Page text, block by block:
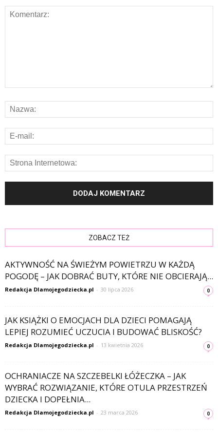
ZOBACZ TEŻ
AKTYWNOŚĆ NA ŚWIEŻYM POWIETRZU W KAŻDĄ
POGODĘ – JAK DOBRAĆ BUTY, KTÓRE NIE OBCIERAJĄ...
Redakcja Dlamojegodziecka.pl - 30 lipca 2026 0
JAK KSIĄŻKI O EMOCJACH DLA DZIECI POMAGAJĄ
LEPIEJ ROZUMIEĆ UCZUCIA I BUDOWAĆ BLISKOŚĆ?
Redakcja Dlamojegodziecka.pl - 13 kwietnia 2026 0
OCHRANIACZE NA SZCZEBELKI ŁÓŻECZKA – JAK
WYBRAĆ ROZWIĄZANIE, KTÓRE OTULA PRZESTRZEŃ
DZIECKA I DOPEŁNIA...
Redakcja Dlamojegodziecka.pl - 23 marca 2026 0